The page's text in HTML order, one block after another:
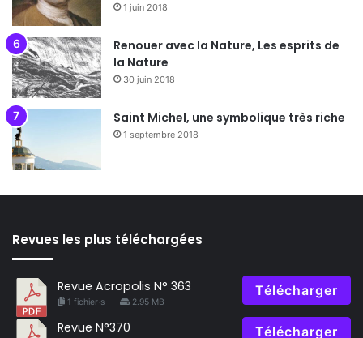
1 juin 2018
Renouer avec la Nature, Les esprits de
la Nature
30 juin 2018
Saint Michel, une symbolique très riche
1 septembre 2018
Revues les plus téléchargées
Revue Acropolis N° 363
1 fichier·s 2.95 MB
Télécharger
Revue N°370 Télécharger